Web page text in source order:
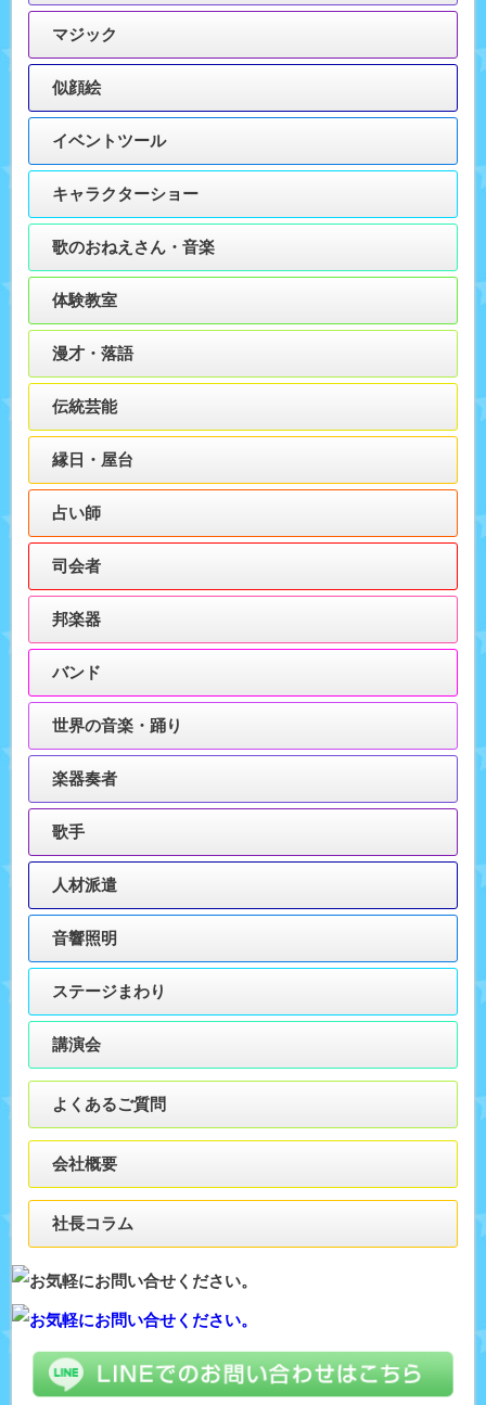
マジック
似顔絵
イベントツール
キャラクターショー
歌のおねえさん・音楽
体験教室
漫才・落語
伝統芸能
縁日・屋台
占い師
司会者
邦楽器
バンド
世界の音楽・踊り
楽器奏者
歌手
人材派遣
音響照明
ステージまわり
講演会
よくあるご質問
会社概要
社長コラム